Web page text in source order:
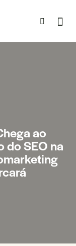
ao
do SEO na